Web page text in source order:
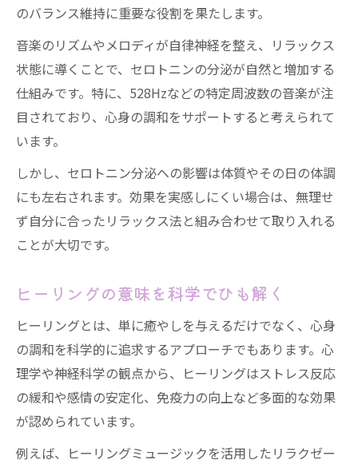
のバランス維持に重要な役割を果たします。
音楽のリズムやメロディが自律神経を整え、リラックス
状態に導くことで、セロトニンの分泌が自然と増加する
仕組みです。特に、528Hzなどの特定周波数の音楽が注
目されており、心身の調和をサポートすると考えられて
います。
しかし、セロトニン分泌への影響は体質やその日の体調
にも左右されます。効果を実感しにくい場合は、無理せ
ず自分に合ったリラックス法と組み合わせて取り入れる
ことが大切です。
ヒーリングの意味を科学でひも解く
ヒーリングとは、単に癒やしを与えるだけでなく、心身
の調和を科学的に追求するアプローチでもあります。心
理学や神経科学の観点から、ヒーリングはストレス反応
の緩和や感情の安定化、免疫力の向上など多面的な効果
が認められています。
例えば、ヒーリングミュージックを活用したリラクゼー